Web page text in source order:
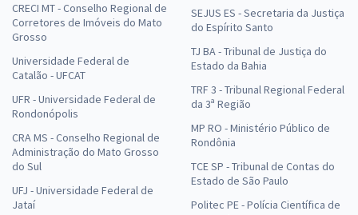
CRECI MT - Conselho Regional de
Corretores de Imóveis do Mato
Grosso
Universidade Federal de
Catalão - UFCAT
UFR - Universidade Federal de
Rondonópolis
CRA MS - Conselho Regional de
Administração do Mato Grosso
do Sul
UFJ - Universidade Federal de
Jataí
SEJUS ES - Secretaria da Justiça
do Espírito Santo
TJ BA - Tribunal de Justiça do
Estado da Bahia
TRF 3 - Tribunal Regional Federal
da 3ª Região
MP RO - Ministério Público de
Rondônia
TCE SP - Tribunal de Contas do
Estado de São Paulo
Politec PE - Polícia Científica de